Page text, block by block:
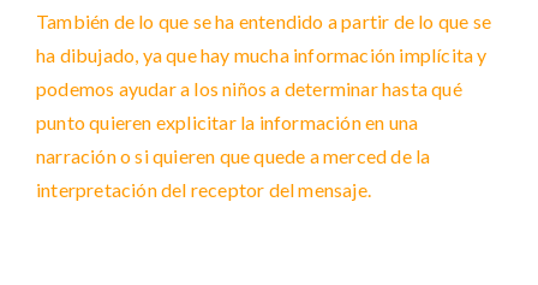
También de lo que se ha entendido a partir de lo que se
ha dibujado, ya que hay mucha información implícita y
podemos ayudar a los niños a determinar hasta qué
punto quieren explicitar la información en una
narración o si quieren que quede a merced de la
interpretación del receptor del mensaje.